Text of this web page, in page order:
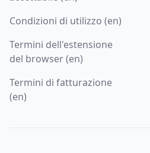
Condizioni di utilizzo (en)
Termini dell'estensione
del browser (en)
Termini di fatturazione
(en)